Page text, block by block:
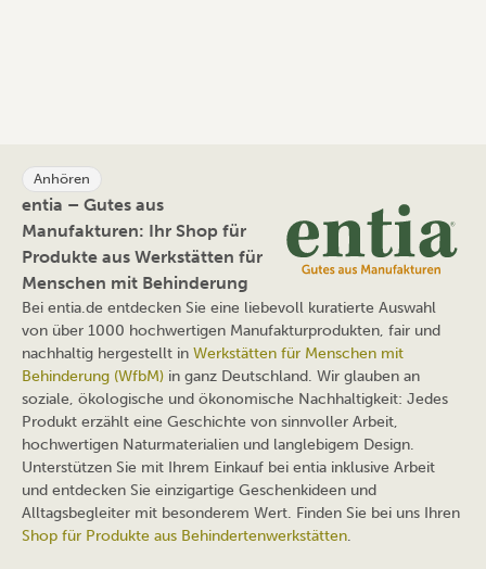
Anhören
entia – Gutes aus
Manufakturen: Ihr Shop für
Produkte aus Werkstätten für
Menschen mit Behinderung
Bei entia.de entdecken Sie eine liebevoll kuratierte Auswahl
von über 1000 hochwertigen Manufakturprodukten, fair und
nachhaltig hergestellt in Werkstätten für Menschen mit
Behinderung (WfbM) in ganz Deutschland. Wir glauben an
soziale, ökologische und ökonomische Nachhaltigkeit: Jedes
Produkt erzählt eine Geschichte von sinnvoller Arbeit,
hochwertigen Naturmaterialien und langlebigem Design.
Unterstützen Sie mit Ihrem Einkauf bei entia inklusive Arbeit
und entdecken Sie einzigartige Geschenkideen und
Alltagsbegleiter mit besonderem Wert. Finden Sie bei uns Ihren
Shop für Produkte aus Behindertenwerkstätten.